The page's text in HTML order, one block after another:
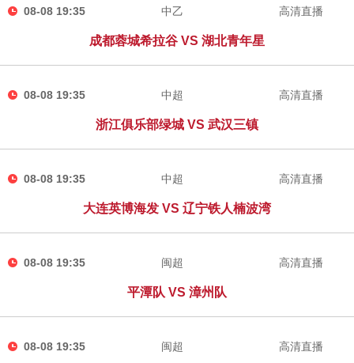
08-08 19:35 中乙
成都蓉城希拉谷 VS 湖北青年星
高清直播
08-08 19:35 中超
浙江俱乐部绿城 VS 武汉三镇
高清直播
08-08 19:35 中超
大连英博海发 VS 辽宁铁人楠波湾
高清直播
08-08 19:35 闽超
平潭队 VS 漳州队
高清直播
08-08 19:35 闽超 高清直播